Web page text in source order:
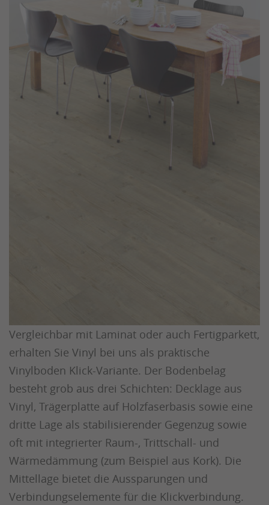
Vergleichbar mit Laminat oder auch Fertigparkett,
erhalten Sie Vinyl bei uns als praktische
Vinylboden Klick-Variante. Der Bodenbelag
besteht grob aus drei Schichten: Decklage aus
Vinyl, Trägerplatte auf Holzfaserbasis sowie eine
dritte Lage als stabilisierender Gegenzug sowie
oft mit integrierter Raum-, Trittschall- und
Wärmedämmung (zum Beispiel aus Kork). Die
Mittellage bietet die Aussparungen und
Verbindungselemente für die Klickverbindung.